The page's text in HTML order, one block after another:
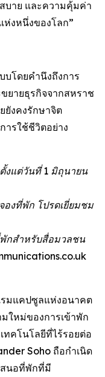
บาย และความคุ้มค่า
ห่งหนึ่งของโลก”
บโดยคำนึงถึงการ
ยายธุรกิจจากสหราช
ยังคงรักษาจิต
รใช้ชีวิตอย่าง
งแต่วันที่ 1 มิถุนายน
งที่พัก โปรดเยี่ยมชม
กสำหรับสื่อมวลชน
มแคปซูลแห่งอนาคต
ใหม่ของการเข้าพัก
ทคโนโลยีที่ไร้รอยต่อ
Soho ถือกำเนิด
สนอที่พักที่มี